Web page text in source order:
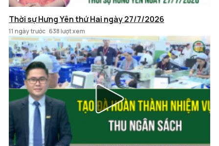
Thời sự Hưng Yên thứ Hai ngày 27/7/2026
11 ngày trước 638 lượt xem